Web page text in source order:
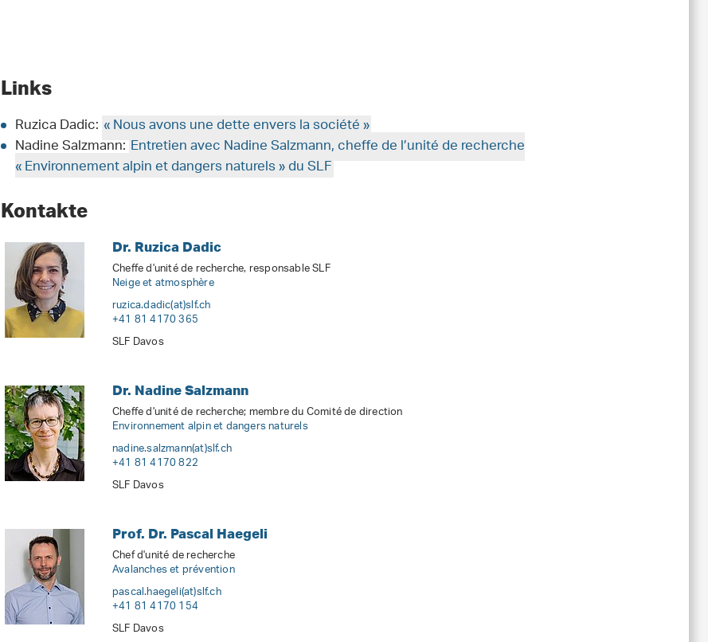
Links
Ruzica Dadic: « Nous avons une dette envers la société »
Nadine Salzmann: Entretien avec Nadine Salzmann, cheffe de l’unité de recherche
« Environnement alpin et dangers naturels » du SLF
Kontakte
Dr. Ruzica Dadic
Cheffe d'unité de recherche, responsable SLF
Neige et atmosphère
ruzica.dadic(at)slf.ch
+41 81 4170 365
SLF Davos
Dr. Nadine Salzmann
Cheffe d'unité de recherche; membre du Comité de direction
Environnement alpin et dangers naturels
nadine.salzmann(at)slf.ch
+41 81 4170 822
SLF Davos
Prof. Dr. Pascal Haegeli
Chef d'unité de recherche
Avalanches et prévention
pascal.haegeli(at)slf.ch
+41 81 4170 154
SLF Davos